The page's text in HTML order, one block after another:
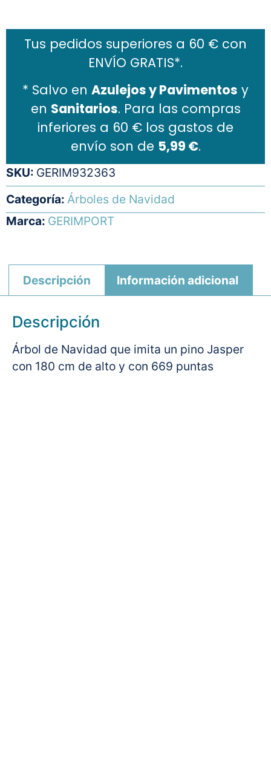
Tus pedidos superiores a 60 € con
ENVÍO GRATIS*.
* Salvo en Azulejos y Pavimentos y
en Sanitarios. Para las compras
inferiores a 60 € los gastos de
envío son de 5,99 €.
SKU: GERIM932363
Categoría: Árboles de Navidad
Marca: GERIMPORT
Descripción Información adicional
Descripción
Árbol de Navidad que imita un pino Jasper
con 180 cm de alto y con 669 puntas